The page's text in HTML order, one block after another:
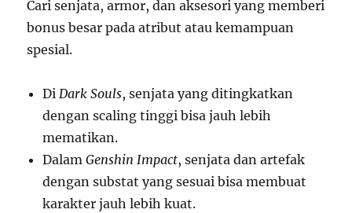
Cari senjata, armor, dan aksesori yang memberi
bonus besar pada atribut atau kemampuan
spesial.
DiDark Souls, senjata yang ditingkatkan
dengan scaling tinggi bisa jauh lebih
mematikan.
DalamGenshin Impact, senjata dan artefak
dengan substat yang sesuai bisa membuat
karakter jauh lebih kuat.